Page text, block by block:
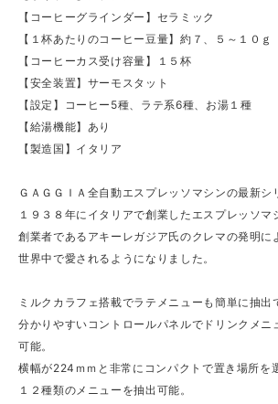
【コーヒーグラインダー】セラミック
【１杯あたりのコーヒー豆量】約７、５～１０ｇ
【コーヒーカス受け容量】１５杯
【安全装置】サーモスタット
【設定】コーヒー5種、ラテ系6種、お湯１種
【給湯機能】あり
【製造国】イタリア
ＧＡＧＧＩＡ全自動エスプレッソマシンの最新シ
１９３８年にイタリアで創業したエスプレッソマ
創業者であるアキーレガジア氏のクレマの発明に
世界中で愛されるようになりました。
ミルクカラフェ搭載でラテメニューも簡単に抽出
分かりやすいコントロールパネルでドリンクメニ
可能。
横幅が224ｍｍと非常にコンパクトで置き場所を
１２種類のメニューを抽出可能。